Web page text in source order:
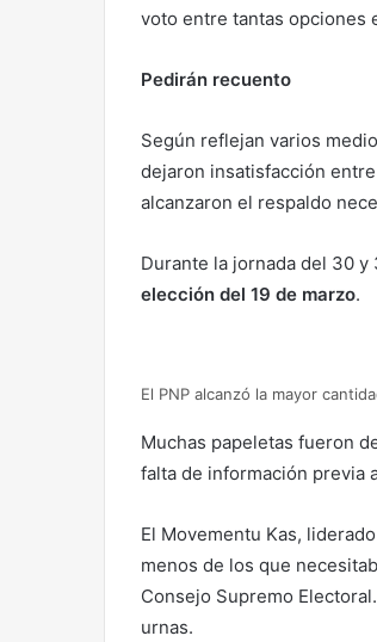
voto entre tantas opciones
Pedirán recuento
Según reflejan varios
dejaron insatisfacción
alcanzaron el respaldo
Durante la jornada del 30 y
elección del 19 de marzo.
El PNP alcanzó la mayor
Muchas papeletas fueron
falta de información previa
El Movementu Kas,
menos de los que
Consejo Supremo
urnas.